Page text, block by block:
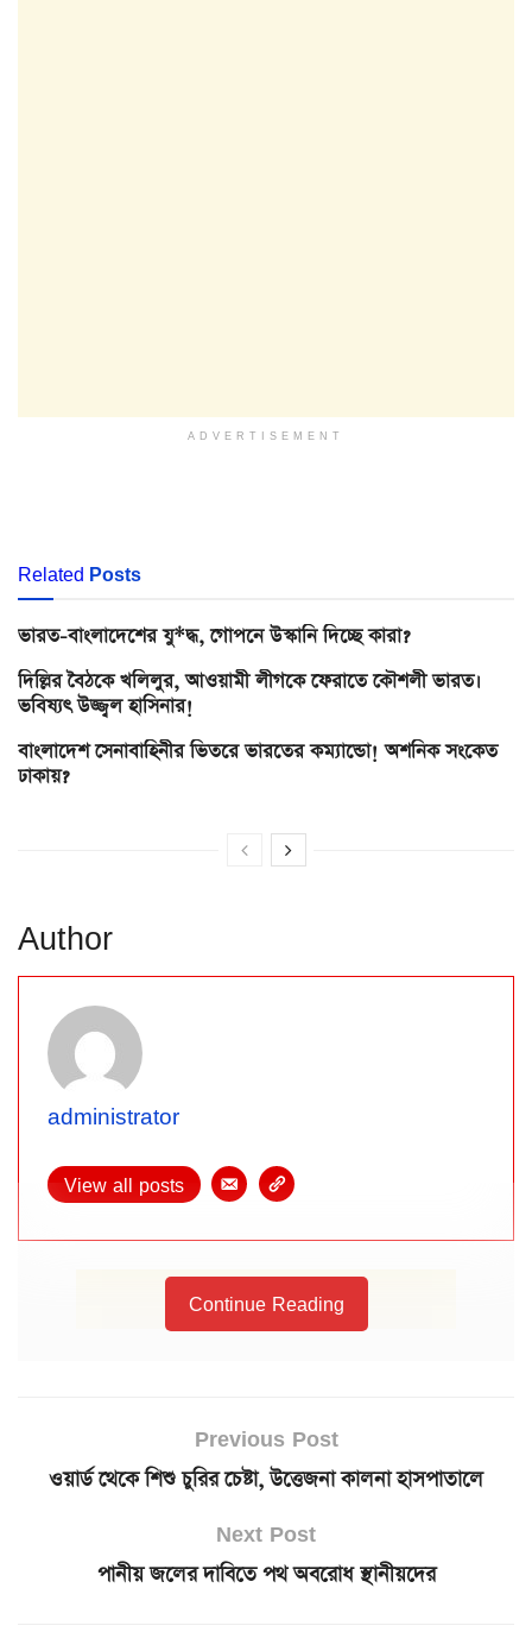
ADVERTISEMENT
Related Posts
ভারত-বাংলাদেশের যু*দ্ধ, গোপনে উস্কানি দিচ্ছে কারা?
দিল্লির বৈঠকে খলিলুর, আওয়ামী লীগকে ফেরাতে কৌশলী ভারত।
ভবিষ্যৎ উজ্জ্বল হাসিনার!
বাংলাদেশ সেনাবাহিনীর ভিতরে ভারতের কম্যান্ডো! অশনিক সংকেত
ঢাকায়?
Author
administrator
View all posts
Continue Reading
Previous Post
ওয়ার্ড থেকে শিশু চুরির চেষ্টা, উত্তেজনা কালনা হাসপাতালে
Next Post
পানীয় জলের দাবিতে পথ অবরোধ স্থানীয়দের